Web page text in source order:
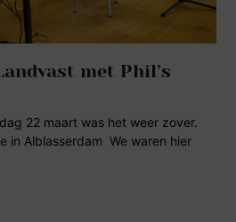
met Phil’s
22 maart was het weer zover.
in Alblasserdam We waren hier